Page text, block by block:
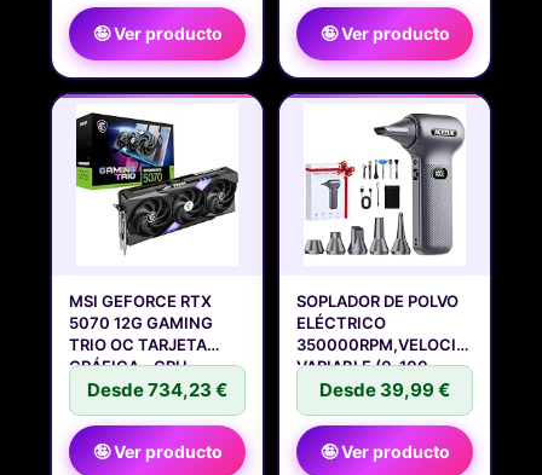
🤪 Ver producto 🤪 Ver producto
MSI GEFORCE RTX
5070 12G GAMING
TRIO OC TARJETA
GRÁFICA - GPU
Desde 734,23 €
🤪 Ver producto
SOPLADOR DE POLVO
ELÉCTRICO
350000RPM,VELOCIDAD
VARIABLE (0-100
Desde 39,99 €
🤪 Ver producto